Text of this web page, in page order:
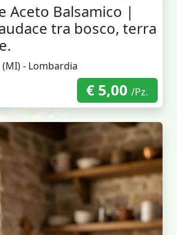
Aceto Balsamico |
tra bosco, terra
- Lombardia
domicilio
con corriere € 5,00/Pz.